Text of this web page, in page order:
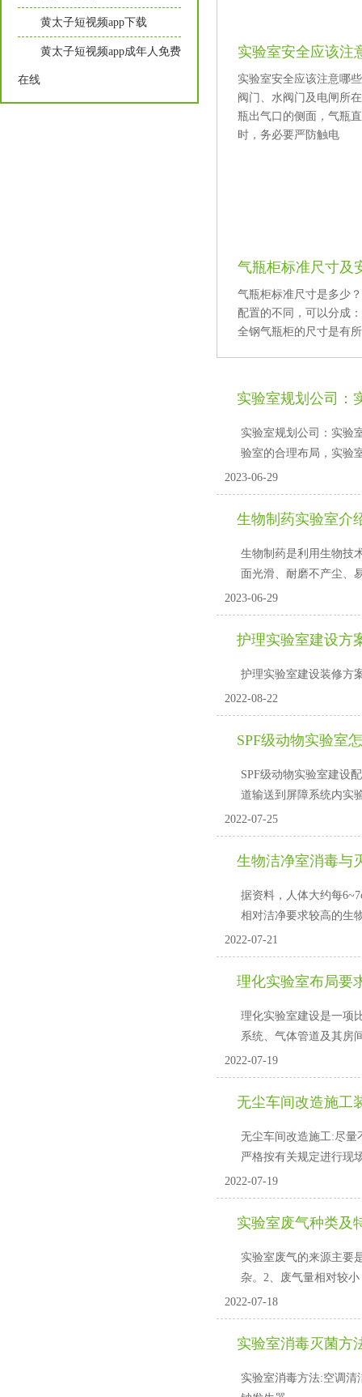
黄太子短视频app下载
黄太子短视频app成年人免费
在线
实验室安全应该注
实验室安全应该注意哪些
阀门、水阀门及电闸所
瓶出气口的侧面，气瓶直
时，务必要严防触电
气瓶柜标准尺寸及
气瓶柜标准尺寸是多少
配置的不同，可以分成
全钢气瓶柜的尺寸是有所区
实验室规划公司
实验室规划公司：实
验室的合理布局，实验室
2023-06-29
生物制药实验室介
生物制药是利用生物技术
面光滑、耐磨不产尘、
2023-06-29
护理实验室建设方
护理实验室建设装修方案
2022-08-22
SPF级动物实验室
SPF级动物实验室建设配
道输送到屏障系统内实
2022-07-25
生物洁净室消毒与
据资料，人体大约每
相对洁净要求较高的生物
2022-07-21
理化实验室布局要
理化实验室建设是一项比较
系统、气体管道及其房
2022-07-19
无尘车间改造施工
无尘车间改造施工:尽量不
严格按有关规定进行现
2022-07-19
实验室废气种类及
实验室废气的来源主要是
杂。2、废气量相对较小
2022-07-18
实验室消毒灭菌方
实验室消毒方法:空调清洁系